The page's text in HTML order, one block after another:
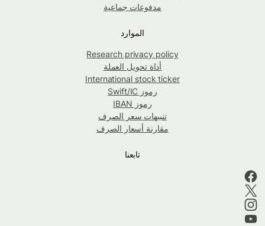
مدفوعات جماعية
الموارد
Research privacy policy
أداة تحويل العملة
International stock ticker
رموز Swift/IC
رموز IBAN
تنبيهات سعر الصرف
مقارنة أسعار الصرف
تابعنا